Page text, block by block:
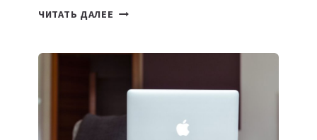
ЧИТАТЬ ДАЛЕЕ
ПОМОГАЮТ
СОЗДАВАТЬ